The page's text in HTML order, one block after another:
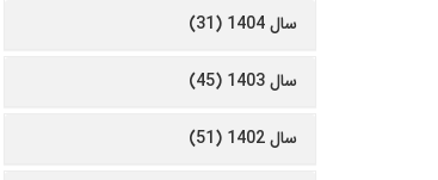
سال 1404 (31)
سال 1403 (45)
سال 1402 (51)